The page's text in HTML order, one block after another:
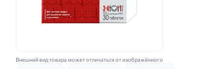
Внешний вид товара может отличаться от изображённого